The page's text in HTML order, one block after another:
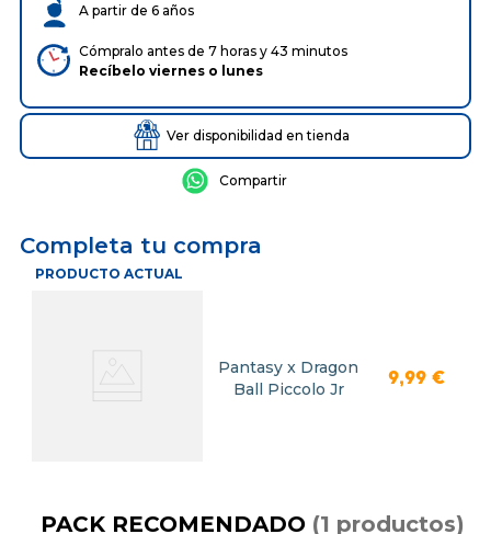
A partir de 6 años
Cómpralo antes de 7 horas y 43 minutos
Recíbelo viernes o lunes
Ver disponibilidad en tienda
Completa tu compra
PRODUCTO ACTUAL
Pantasy x Dragon
Ball Piccolo Jr
9,99 €
PACK RECOMENDADO (1 productos)